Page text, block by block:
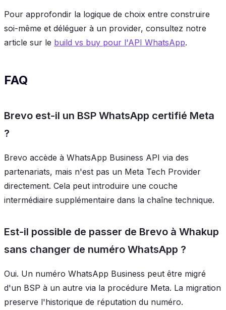
Pour approfondir la logique de choix entre construire
soi-même et déléguer à un provider, consultez notre
article sur le build vs buy pour l'API WhatsApp.
FAQ
Brevo est-il un BSP WhatsApp certifié Meta
?
Brevo accède à WhatsApp Business API via des
partenariats, mais n'est pas un Meta Tech Provider
directement. Cela peut introduire une couche
intermédiaire supplémentaire dans la chaîne technique.
Est-il possible de passer de Brevo à Whakup
sans changer de numéro WhatsApp ?
Oui. Un numéro WhatsApp Business peut être migré
d'un BSP à un autre via la procédure Meta. La migration
preserve l'historique de réputation du numéro.